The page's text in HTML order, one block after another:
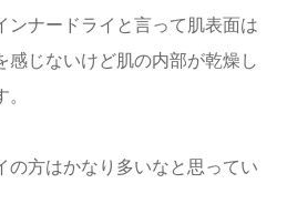
ンナードライと言って肌表面は
感じないけど肌の内部が乾燥し
の方はかなり多いなと思ってい